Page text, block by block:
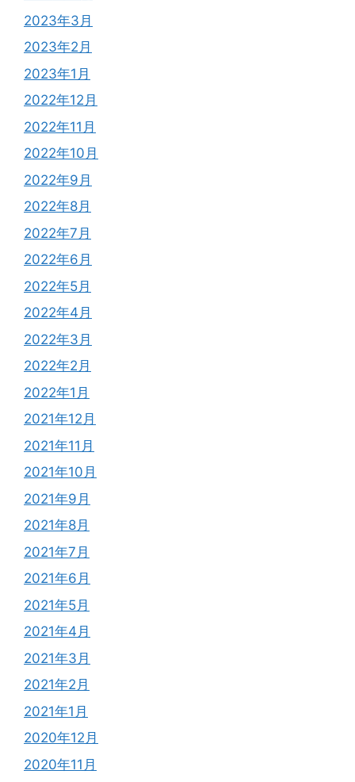
2023年3月
2023年2月
2023年1月
2022年12月
2022年11月
2022年10月
2022年9月
2022年8月
2022年7月
2022年6月
2022年5月
2022年4月
2022年3月
2022年2月
2022年1月
2021年12月
2021年11月
2021年10月
2021年9月
2021年8月
2021年7月
2021年6月
2021年5月
2021年4月
2021年3月
2021年2月
2021年1月
2020年12月
2020年11月